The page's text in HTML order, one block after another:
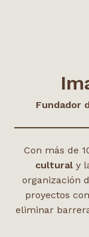
Fundador
Con más de
culturaly
organización
proyectos
eliminar